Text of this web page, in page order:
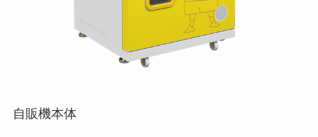
自販機本体